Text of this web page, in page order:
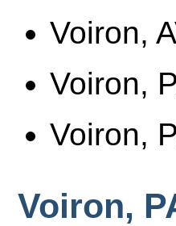
Voiron,
Voiron,
Voiron,
Voiron,